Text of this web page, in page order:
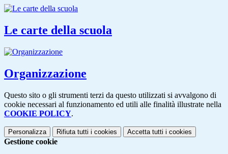
Le carte della scuola
Organizzazione
Questo sito o gli strumenti terzi da questo utilizzati si avvalgono di
cookie necessari al funzionamento ed utili alle finalità illustrate nella
COOKIE POLICY.
Personalizza Rifiuta tutti i cookies Accetta tutti i cookies
Gestione cookie